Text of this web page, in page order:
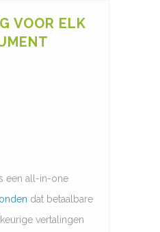
VOOR ELK
een all-in-one
dat betaalbare
vertalingen